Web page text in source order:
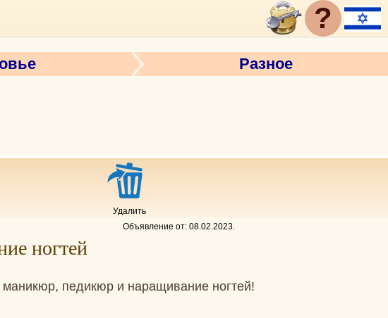
?
Разное
Удалить
Объявление от: 08.02.2023.
ногтей
педикюр и наращивание ногтей!